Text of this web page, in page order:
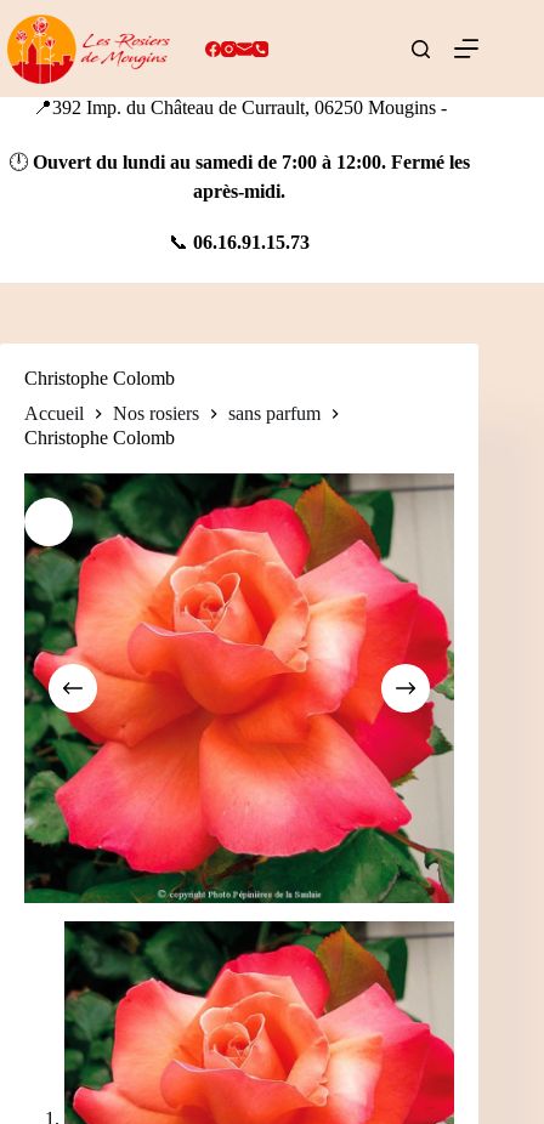
au
contenu
📍392 Imp. du Château de Currault, 06250 Mougins -
🕛Ouvert du lundi au samedi de 7:00 à 12:00. Fermé les
après-midi.
📞06.16.91.15.73
Christophe Colomb
Accueil
Nos rosiers
sans parfum
Christophe Colomb